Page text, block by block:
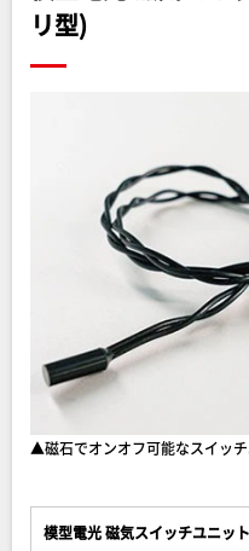
リ型)
▲磁石でオンオフ可能なスイッ
模型電光 磁気スイッチユニッ